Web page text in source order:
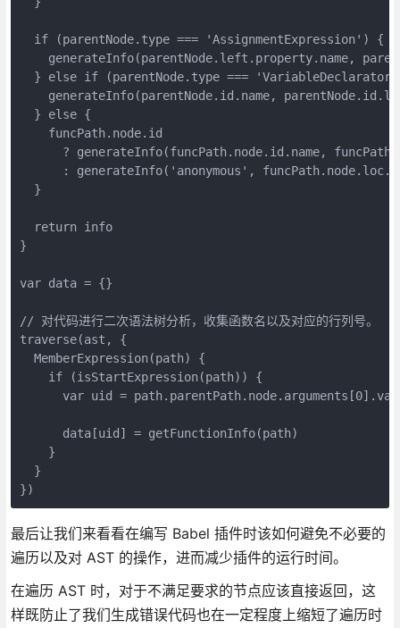
  if (parentNode.type === 'AssignmentExpression') {
generateInfo(parentNode.left.property.name,
} else if (parentNode.type ===
generateInfo(parentNode.id.name,
  } else {
    funcPath.node.id
? generateInfo(funcPath.node.id.name,
: generateInfo('anonymous',
  }
  return info
}
var data = {}
// 对代码进行二次语法树分析，收集函数名以及对应的行列号。
traverse(ast, {
  MemberExpression(path) {
    if (isStartExpression(path)) {
var uid =
      data[uid] = getFunctionInfo(path)
    }
  }
})
最后让我们来看看在编写 Babel 插件时该如何避免不必要的
遍历以及对 AST 的操作，进而减少插件的运行时间。
在遍历 AST 时，对于不满足要求的节点应该直接返回，这
样既防止了我们生成错误代码也在一定程度上缩短了遍历时